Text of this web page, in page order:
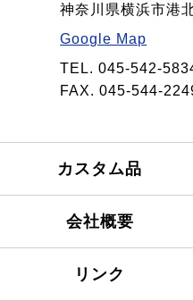
神奈川県横浜市港
Google Map
TEL. 045-542-
FAX. 045-544-
カスタム品
会社概要
リンク